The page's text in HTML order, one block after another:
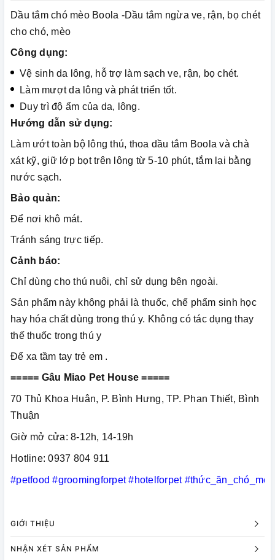
Dầu tắm chó mèo Boola -Dầu tắm ngừa ve, rận, bọ chét
cho chó, mèo
Công dụng:
Vệ sinh da lông, hỗ trợ làm sạch ve, rận, bọ chét.
Làm mượt da lông và phát triển tốt.
Duy trì độ ẩm của da, lông.
Hướng dẫn sử dụng:
Làm ướt toàn bộ lông thú, thoa dầu tắm Boola và chà
xát kỹ, giữ lớp bọt trên lông từ 5-10 phút, tắm lại bằng
nước sạch.
Bảo quản:
Để nơi khô mát.
Tránh sáng trực tiếp.
Cảnh báo:
Chỉ dùng cho thú nuôi, chỉ sử dụng bên ngoài.
Sản phẩm này không phải là thuốc, chế phẩm sinh học
hay hóa chất dùng trong thú y. Không có tác dụng thay
thế thuốc trong thú y
Để xa tầm tay trẻ em .
===== Gâu Miao Pet House =====
70 Thủ Khoa Huân, P. Bình Hưng, TP. Phan Thiết, Bình
Thuận
Giờ mở cửa: 8-12h, 14-19h
Hotline: 0937 804 911
#petfood #groomingforpet #hotelforpet #thức_ăn_chó_mèo
GIỚI THIỆU
NHẬN XÉT SẢN PHẨM